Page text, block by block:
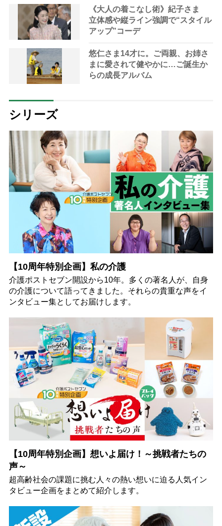
適
《大人の着こなし術》紀子さま
立体感や縦ライン強調で“スタイル
アップ”コーデ
悠仁さま14才に。ご両親、お姉さ
まに愛されて健やかに…ご誕生か
らの成長アルバム
シリーズ
【10周年特別企画】私の介護
介護ポストセブン開設から10年。多くの著名人が、自身
の介護について語ってきました。それらの貴重な声をイ
ンタビュー集としてお届けします。
【10周年特別企画】想いよ届け！～挑戦者たちの
声～
超高齢社会の課題に挑む人々の熱い想いに迫る人気イン
タビュー企画をまとめて紹介します。